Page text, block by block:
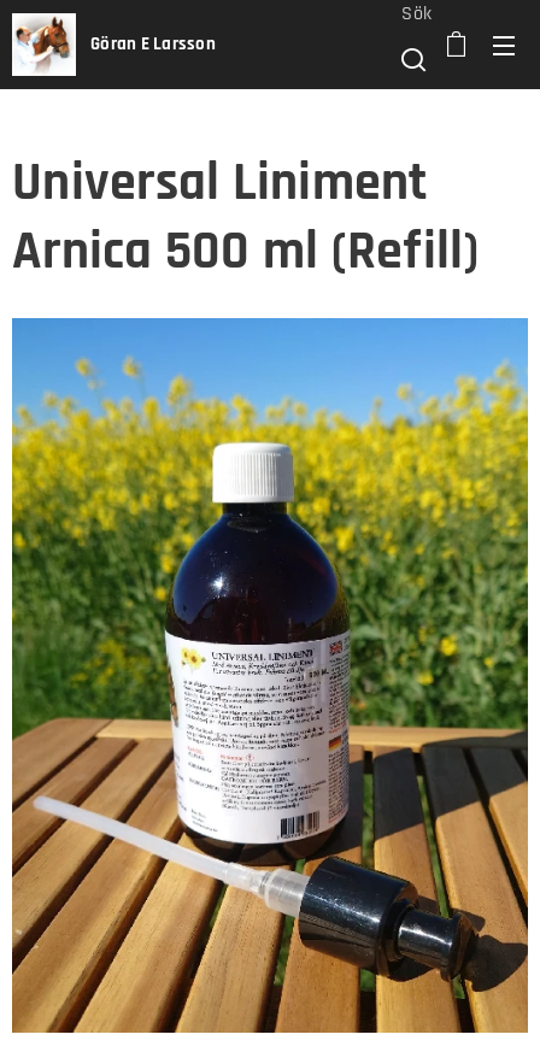
Göran E Larsson
Sök
Universal Liniment
Arnica 500 ml (Refill)